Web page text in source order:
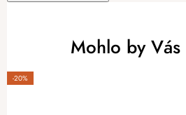
Mohlo by
-20%